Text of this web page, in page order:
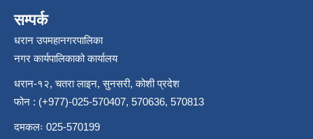
सम्पर्क
धरान उपमहानगरपालिका
नगर कार्यपालिकाको कार्यालय
धरान-१२, चतरा लाइन, सुनसरी, कोशी प्रदेश
फोन : (+977)-025-570407, 570636, 570813
दमकलः 025-570199